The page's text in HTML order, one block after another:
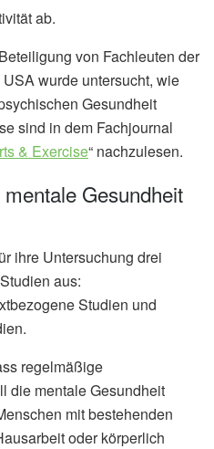
ab.
von Fachleuten der
USA wurde untersucht, wie
Gesundheit
sind in dem Fachjournal
& Exercise“ nachzulesen.
Gesundheit
ihre Untersuchung drei
aus:
Studien und
regelmäßige
die mentale Gesundheit
mit bestehenden
oder körperlich